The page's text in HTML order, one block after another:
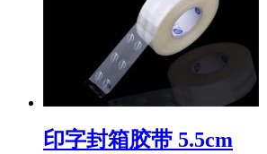
印字封箱胶带 5.5cm